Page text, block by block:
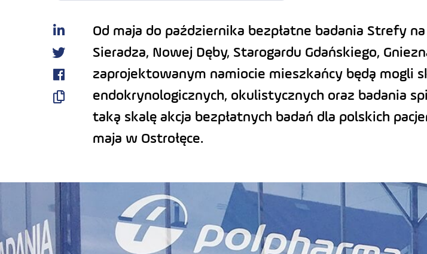
Od maja do października bezpłatne badania Strefy
Sieradza, Nowej Dęby, Starogardu Gdańskiego,
zaprojektowanym namiocie mieszkańcy będą mogli
endokrynologicznych, okulistycznych oraz badania
taką skalę akcja bezpłatnych badań dla polskich
maja w Ostrołęce.
Facebook
Skopiuj